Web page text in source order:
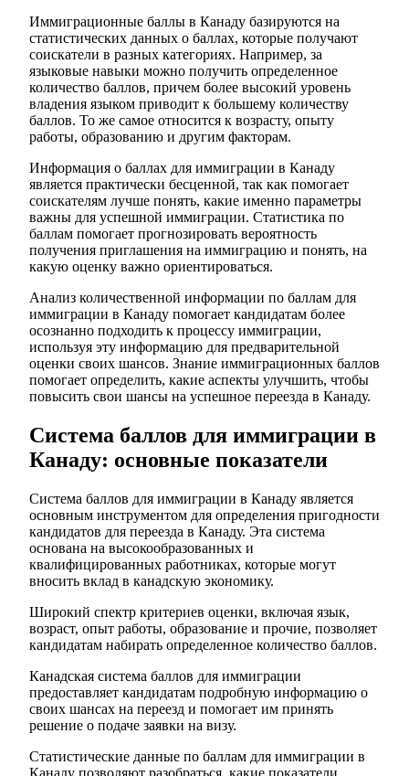
Иммиграционные баллы в Канаду базируются на
статистических данных о баллах, которые получают
соискатели в разных категориях. Например, за
языковые навыки можно получить определенное
количество баллов, причем более высокий уровень
владения языком приводит к большему количеству
баллов. То же самое относится к возрасту, опыту
работы, образованию и другим факторам.
Информация о баллах для иммиграции в Канаду
является практически бесценной, так как помогает
соискателям лучше понять, какие именно параметры
важны для успешной иммиграции. Статистика по
баллам помогает прогнозировать вероятность
получения приглашения на иммиграцию и понять, на
какую оценку важно ориентироваться.
Анализ количественной информации по баллам для
иммиграции в Канаду помогает кандидатам более
осознанно подходить к процессу иммиграции,
используя эту информацию для предварительной
оценки своих шансов. Знание иммиграционных баллов
помогает определить, какие аспекты улучшить, чтобы
повысить свои шансы на успешное переезда в Канаду.
Система баллов для иммиграции в
Канаду: основные показатели
Система баллов для иммиграции в Канаду является
основным инструментом для определения пригодности
кандидатов для переезда в Канаду. Эта система
основана на высокообразованных и
квалифицированных работниках, которые могут
вносить вклад в канадскую экономику.
Широкий спектр критериев оценки, включая язык,
возраст, опыт работы, образование и прочие, позволяет
кандидатам набирать определенное количество баллов.
Канадская система баллов для иммиграции
предоставляет кандидатам подробную информацию о
своих шансах на переезд и помогает им принять
решение о подаче заявки на визу.
Статистические данные по баллам для иммиграции в